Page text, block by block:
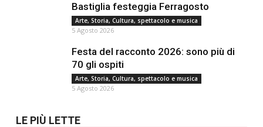
Bastiglia festeggia Ferragosto
Arte, Storia, Cultura, spettacolo e musica
5 Agosto 2026
Festa del racconto 2026: sono più di
70 gli ospiti
Arte, Storia, Cultura, spettacolo e musica
5 Agosto 2026
LE PIÙ LETTE